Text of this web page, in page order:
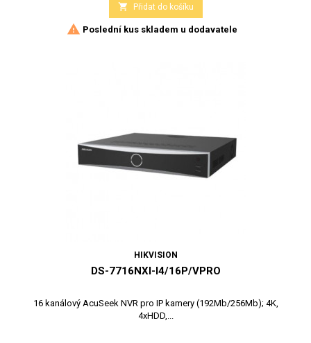
 Přidat do košíku
 Poslední kus skladem u dodavatele
HIKVISION
DS-7716NXI-I4/16P/VPRO
16 kanálový AcuSeek NVR pro IP kamery (192Mb/256Mb); 4K,
4xHDD,...